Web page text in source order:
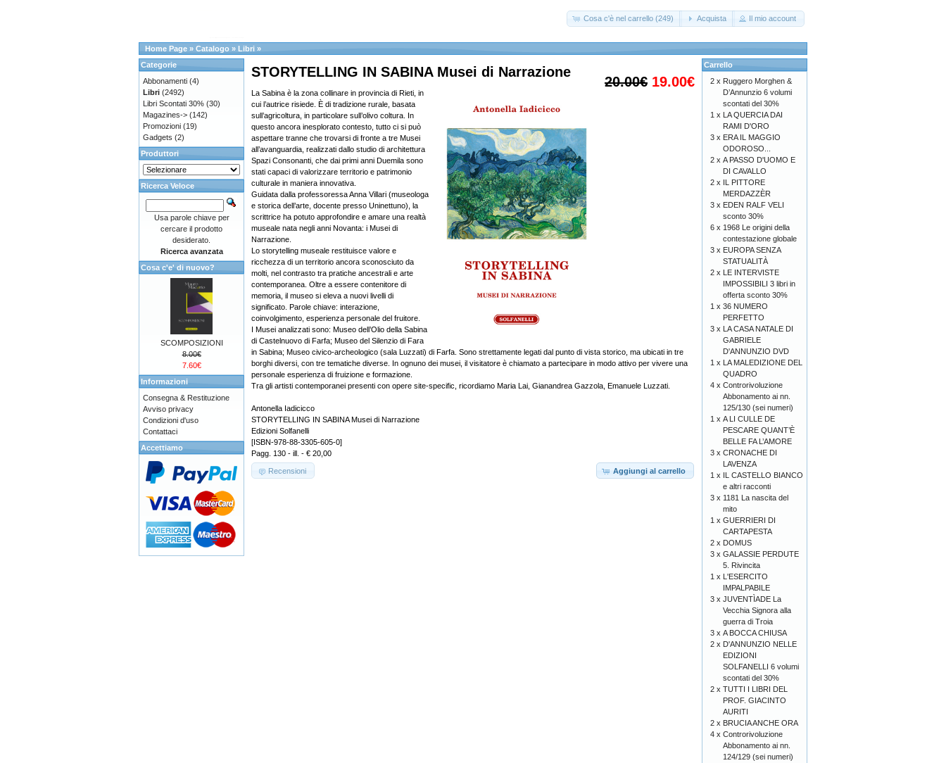
Cosa c'è nel carrello (249) Acquista Il mio account
Home Page » Catalogo » Libri »
20.00€ 19.00€
STORYTELLING IN SABINA Musei di Narrazione
La Sabina è la zona collinare in provincia di Rieti, in
cui l’autrice risiede. È di tradizione rurale, basata
sull’agricoltura, in particolare sull’olivo coltura. In
questo ancora inesplorato contesto, tutto ci si può
aspettare tranne che trovarsi di fronte a tre Musei
all’avanguardia, realizzati dallo studio di architettura
Spazi Consonanti, che dai primi anni Duemila sono
stati capaci di valorizzare territorio e patrimonio
culturale in maniera innovativa.
Guidata dalla professoressa Anna Villari (museologa
e storica dell’arte, docente presso Uninettuno), la
scrittrice ha potuto approfondire e amare una realtà
museale nata negli anni Novanta: i Musei di
Narrazione.
Lo storytelling museale restituisce valore e
ricchezza di un territorio ancora sconosciuto da
molti, nel contrasto tra pratiche ancestrali e arte
contemporanea. Oltre a essere contenitore di
memoria, il museo si eleva a nuovi livelli di
significato. Parole chiave: interazione,
coinvolgimento, esperienza personale del fruitore.
I Musei analizzati sono: Museo dell’Olio della Sabina
di Castelnuovo di Farfa; Museo del Silenzio di Fara
in Sabina; Museo civico-archeologico (sala Luzzati) di Farfa. Sono strettamente legati dal punto di vista storico, ma ubicati in tre
borghi diversi, con tre tematiche diverse. In ognuno dei musei, il visitatore è chiamato a partecipare in modo attivo per vivere una
personale esperienza di fruizione e formazione.
Tra gli artisti contemporanei presenti con opere site-specific, ricordiamo Maria Lai, Gianandrea Gazzola, Emanuele Luzzati.
Antonella Iadicicco
STORYTELLING IN SABINA Musei di Narrazione
Edizioni Solfanelli
[ISBN-978-88-3305-605-0]
Pagg. 130 - ill. - € 20,00
Aggiungi al carrello
Recensioni
Categorie
Abbonamenti (4)
Libri (2492)
Libri Scontati 30% (30)
Magazines-> (142)
Promozioni (19)
Gadgets (2)
Produttori
Ricerca Veloce
Usa parole chiave per
cercare il prodotto
desiderato.
Ricerca avanzata
Cosa c'e' di nuovo?
SCOMPOSIZIONI
8.00€
7.60€
Informazioni
Consegna & Restituzione
Avviso privacy
Condizioni d'uso
Contattaci
Accettiamo
Carrello
2 x Ruggero Morghen &
D’Annunzio 6 volumi
scontati del 30%
1 x LA QUERCIA DAI
RAMI D'ORO
3 x ERA IL MAGGIO
ODOROSO...
2 x A PASSO D'UOMO E
DI CAVALLO
2 x IL PITTORE
MERDAZZÈR
3 x EDEN RALF VELI
sconto 30%
6 x 1968 Le origini della
contestazione globale
3 x EUROPA SENZA
STATUALITÀ
2 x LE INTERVISTE
IMPOSSIBILI 3 libri in
offerta sconto 30%
1 x 36 NUMERO
PERFETTO
3 x LA CASA NATALE DI
GABRIELE
D'ANNUNZIO DVD
1 x LA MALEDIZIONE DEL
QUADRO
4 x Controrivoluzione
Abbonamento ai nn.
125/130 (sei numeri)
1 x A LI CULLE DE
PESCARE QUANT’È
BELLE FA L’AMORE
3 x CRONACHE DI
LAVENZA
1 x IL CASTELLO BIANCO
e altri racconti
3 x 1181 La nascita del
mito
1 x GUERRIERI DI
CARTAPESTA
2 x DOMUS
3 x GALASSIE PERDUTE
5. Rivincita
1 x L'ESERCITO
IMPALPABILE
3 x JUVENTÌADE La
Vecchia Signora alla
guerra di Troia
3 x A BOCCA CHIUSA
2 x D'ANNUNZIO NELLE
EDIZIONI
SOLFANELLI 6 volumi
scontati del 30%
2 x TUTTI I LIBRI DEL
PROF. GIACINTO
AURITI
2 x BRUCIA ANCHE ORA
4 x Controrivoluzione
Abbonamento ai nn.
124/129 (sei numeri)